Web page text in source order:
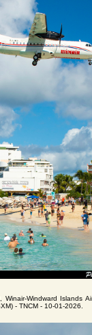
Winair-Windward Islands
- TNCM - 10-01-2026.